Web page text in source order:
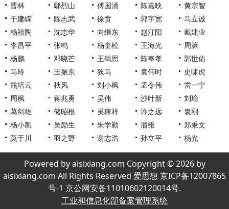
曹林
鄢烈山 傅国涌 陈嘉映
黄宗智
于建嵘
陈志武 徐贲 郭宇宽
马立诚
杨祖陶
沈志华 向继东 赵汀阳
戴建业
李昌平
张鸣 杨奎松 王海光
周濂
杨鹏
邓晓芒 王缉思 陈奉孝
郭世佑
马玲
王振东 狄马 袁伟时
史啸虎
熊培云
秋风 刘小枫 孟令伟
雷一宁
周枫
蒋兆勇 吴伟 沙叶新
刘瑜
葛剑雄
储昭根 吴稼祥 许之远
袁刚
杨小凯
吴励生 朱学勤 潘维
郑秉文
莫于川
羽之野 谢志浩 孙立平 杨光
Powered by aisixiang.com Copyright © 2026 by
aisixiang.com All Rights Reserved 爱思想 京ICP备12007865
号-1 京公网安备11010602120014号.
工业和信息化部备案管理系统